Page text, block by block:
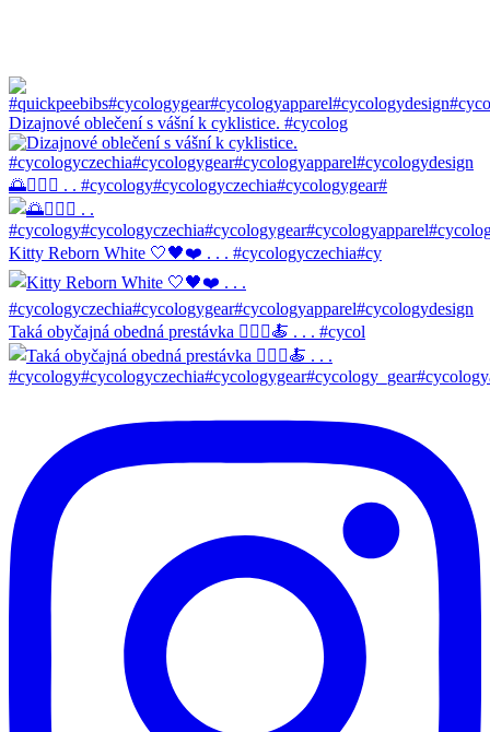
Dizajnové oblečení s vášní k cyklistice. #cycolog
🌅🚴🏼‍♀️ . . #cycology#cycologyczechia#cycologygear#
Kitty Reborn White 🤍🖤❤️ . . . #cycologyczechia#cy
Taká obyčajná obedná prestávka 🚴🏼‍♀️🍝 . . . #cycol